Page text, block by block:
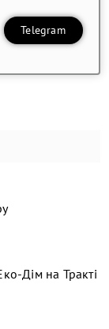
Telegram
Дім на Тракті